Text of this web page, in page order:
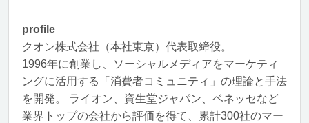
profile
クオン株式会社（本社東京）代表取締役。
1996年に創業し、ソーシャルメディアをマーケティ
ングに活用する「消費者コミュニティ」の理論と手法
を開発。 ライオン、資生堂ジャパン、ベネッセなど
業界トップの会社から評価を得て、累計300社のマー